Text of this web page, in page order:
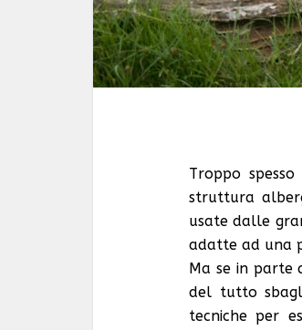
Troppo
struttura
usate dalle
adatte ad una
Ma se in parte
del tutto
tecniche per